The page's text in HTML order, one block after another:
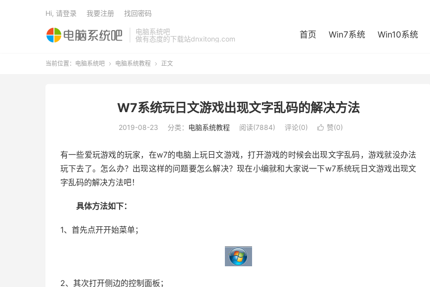
电脑系统吧
做有态度的下载站dnxitong.com
首页 Win7系统 Win10系统
Hi, 请登录 我要注册 找回密码
当前位置： 电脑系统吧  电脑系统教程  正文
W7系统玩日文游戏出现文字乱码的解决方法
2019-08-23 分类： 电脑系统教程 阅读(7884) 评论(0)  赞(0)
有一些爱玩游戏的玩家，在w7的电脑上玩日文游戏，打开游戏的时候会出现文字乱码，游戏就没办法
玩下去了。怎么办？出现这样的问题要怎么解决？现在小编就和大家说一下w7系统玩日文游戏出现文
字乱码的解决方法吧！
具体方法如下：
1、首先点开开始菜单；
2、其次打开侧边的控制面板；